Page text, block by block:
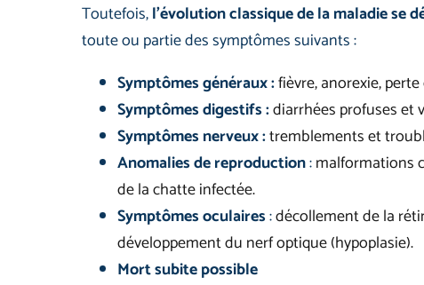
Toutefois,l’évolution classique de la maladie se
toute ou partie des symptômes suivants :
Symptômes généraux:fièvre, anorexie,
Symptômes digestifs:diarrhées profuses et
Symptômes nerveux:tremblements et
Anomalies de reproduction:malformations
de la chatte infectée.
Symptômes oculaires:décollement de la
développement du nerf optique (hypoplasie).
Mort subite possible